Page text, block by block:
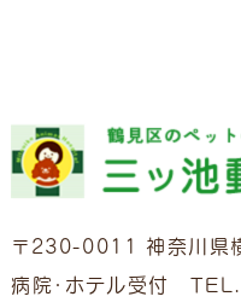
〒230-0011 神奈川県
病院・ホテル受付 TEL.